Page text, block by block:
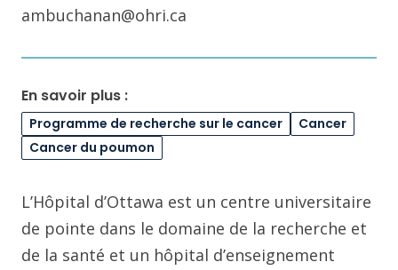
ambuchanan@ohri.ca
En savoir plus :
Programme de recherche sur le cancer
Cancer
Cancer du poumon
L’Hôpital d’Ottawa est un centre universitaire
de pointe dans le domaine de la recherche et
de la santé et un hôpital d’enseignement